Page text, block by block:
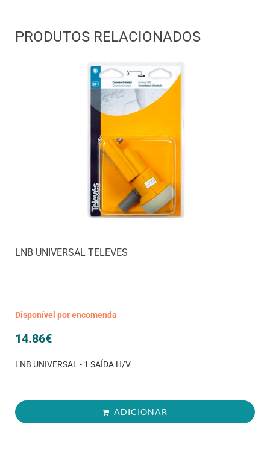
PRODUTOS RELACIONADOS
LNB UNIVERSAL TELEVES
Disponível por encomenda
14.86€
LNB UNIVERSAL - 1 SAÍDA H/V
ADICIONAR